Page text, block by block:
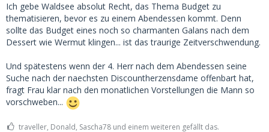
Ich gebe Waldsee absolut Recht, das Thema Budget zu
thematisieren, bevor es zu einem Abendessen kommt. Denn
sollte das Budget eines noch so charmanten Galans nach dem
Dessert wie Wermut klingen... ist das traurige Zeitverschwendung.
Und spätestens wenn der 4. Herr nach dem Abendessen seine
Suche nach der naechsten Discountherzensdame offenbart hat,
fragt Frau klar nach den monatlichen Vorstellungen die Mann so
vorschweben...
traveller, Donald, Sascha78 und einem weiteren gefällt das.